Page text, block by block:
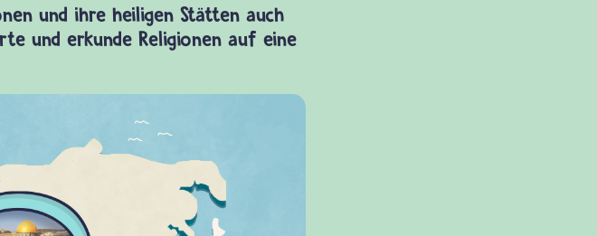
und ihre heiligen Stätten auch
und erkunde Religionen auf eine